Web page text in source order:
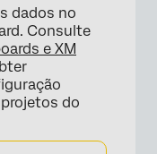
dados no
Consulte
e XM
do